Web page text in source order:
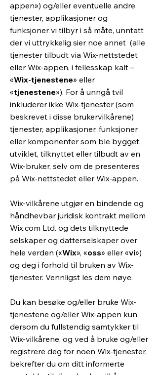
appen») og/eller eventuelle andre
tjenester, applikasjoner og
funksjoner vi tilbyr i så måte, unntatt
der vi uttrykkelig sier noe annet (alle
tjenester tilbudt via Wix-nettstedet
eller Wix-appen, i fellesskap kalt –
«Wix-tjenestene» eller
«tjenestene»). For å unngå tvil
inkluderer ikke Wix-tjenester (som
beskrevet i disse brukervilkårene)
tjenester, applikasjoner, funksjoner
eller komponenter som ble bygget,
utviklet, tilknyttet eller tilbudt av en
Wix-bruker, selv om de presenteres
på Wix-nettstedet eller Wix-appen.
Wix-vilkårene utgjør en bindende og
håndhevbar juridisk kontrakt mellom
Wix.com Ltd. og dets tilknyttede
selskaper og datterselskaper over
hele verden («Wix», «oss» eller «vi»)
og deg i forhold til bruken av Wix-
tjenester. Vennligst les dem nøye.
Du kan besøke og/eller bruke Wix-
tjenestene og/eller Wix-appen kun
dersom du fullstendig samtykker til
Wix-vilkårene, og ved å bruke og/eller
registrere deg for noen Wix-tjenester,
bekrefter du om ditt informerte